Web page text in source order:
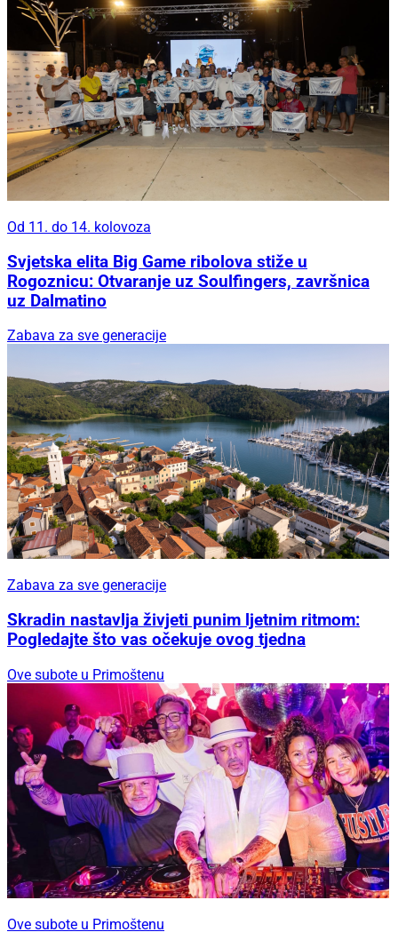
Od 11. do 14. kolovoza
Svjetska elita Big Game ribolova stiže u
Rogoznicu: Otvaranje uz Soulfingers, završnica
uz Dalmatino
Zabava za sve generacije
Zabava za sve generacije
Skradin nastavlja živjeti punim ljetnim ritmom:
Pogledajte što vas očekuje ovog tjedna
Ove subote u Primoštenu
Ove subote u Primoštenu